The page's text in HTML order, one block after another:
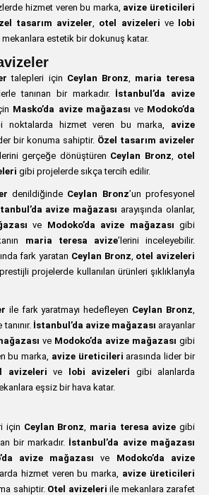
hizmet veren bu marka, avize üreticileri
tasarım avizeler, otel avizeleri ve
lobi
estetik bir dokunuş katar.
talepleri için Ceylan Bronz, maria teresa
tanınan bir markadır. İstanbul’da avize
Masko’da avize mağazası ve Modoko’da
noktalarda hizmet veren bu marka, avize
bir konuma sahiptir. Özel tasarım avizeler
gerçeğe dönüştüren Ceylan Bronz, otel
gibi projelerde sıkça tercih edilir.
denildiğinde Ceylan Bronz’un profesyonel
avize mağazası arayışında olanlar,
ve Modoko’da avize mağazası gibi
maria teresa avize’lerini inceleyebilir.
fark yaratan Ceylan Bronz, otel avizeleri
projelerde kullanılan ürünleri şıklıklarıyla
ile fark yaratmayı hedefleyen Ceylan Bronz,
tanınır. İstanbul’da avize mağazası arayanlar
ve Modoko’da avize mağazası gibi
bu marka, avize üreticileri arasında lider bir
avizeleri ve lobi avizeleri gibi alanlarda
eşsiz bir hava katar.
için Ceylan Bronz, maria teresa avize gibi
bir markadır. İstanbul’da avize mağazası
avize mağazası ve Modoko’da avize
hizmet veren bu marka, avize üreticileri
sahiptir. Otel avizeleri ile mekanlara zarafet